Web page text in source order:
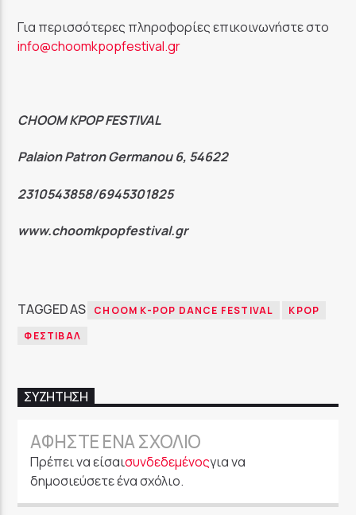
Για περισσότερες πληροφορίες επικοινωνήστε στο
info@choomkpopfestival.gr
CHOOM KPOP FESTIVAL
Palaion Patron Germanou 6, 54622
2310543858/6945301825
www.choomkpopfestival.gr
TAGGED AS CHOOM K-POP DANCE FESTIVAL
KPOP
ΦΕΣΤΙΒΆΛ
ΣΥΖΉΤΗΣΗ
ΑΦΉΣΤΕ ΈΝΑ ΣΧΌΛΙΟ
Πρέπει να είσαισυνδεδεμένοςγια να
δημοσιεύσετε ένα σχόλιο.